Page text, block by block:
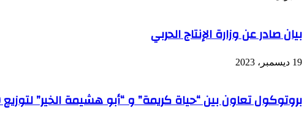
بيان صادر عن وزارة الإنتاج الحربي
19 ديسمبر، 2023
بروتوكول تعاون بين “حياة كريمة” و “أبو هشيمة الخير” لتوزيع 200 ألف كرتونة في رمضان